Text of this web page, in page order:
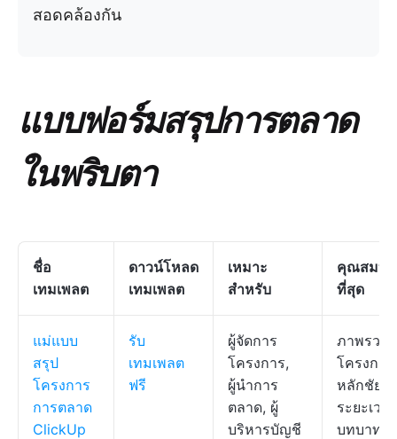
สอดคล้องกัน
แบบฟอร์มสรุปการตลาด
ในพริบตา
ชื่อ
เทมเพลต
ดาวน์โหลด
เทมเพลต
เหมาะ
สำหรับ
คุณสมบั
ที่สุด
แม่แบบ
สรุป
โครงการ
การตลาด
ClickUp
รับ
เทมเพลต
ฟรี
ผู้จัดการ
โครงการ,
ผู้นำการ
ตลาด, ผู้
บริหารบัญชี
ภาพรวม
โครงการ,
หลักชัย,
ระยะเวล
บทบาทข